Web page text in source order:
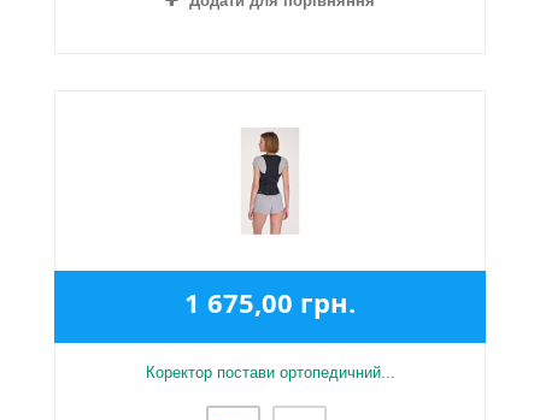
1 675,00 грн.
Коректор постави ортопедичний...